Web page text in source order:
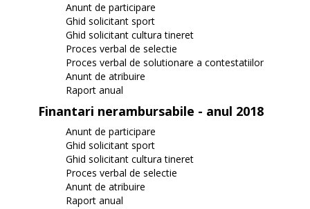
Anunt de participare
Ghid solicitant sport
Ghid solicitant cultura tineret
Proces verbal de selectie
Proces verbal de solutionare a contestatiilor
Anunt de atribuire
Raport anual
Finantari nerambursabile - anul 2018
Anunt de participare
Ghid solicitant sport
Ghid solicitant cultura tineret
Proces verbal de selectie
Anunt de atribuire
Raport anual